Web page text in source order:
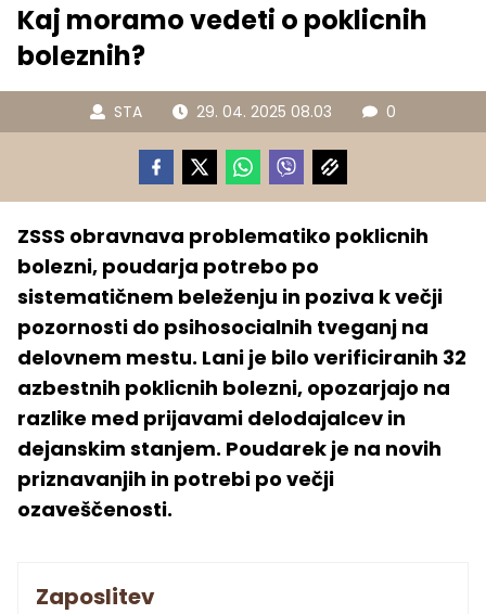
Kaj moramo vedeti o poklicnih
boleznih?
STA 29. 04. 2025 08.03 0
ZSSS obravnava problematiko poklicnih
bolezni, poudarja potrebo po
sistematičnem beleženju in poziva k večji
pozornosti do psihosocialnih tveganj na
delovnem mestu. Lani je bilo verificiranih 32
azbestnih poklicnih bolezni, opozarjajo na
razlike med prijavami delodajalcev in
dejanskim stanjem. Poudarek je na novih
priznavanjih in potrebi po večji
ozaveščenosti.
Zaposlitev